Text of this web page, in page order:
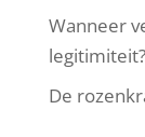
Wanneer
legitimiteit?
De